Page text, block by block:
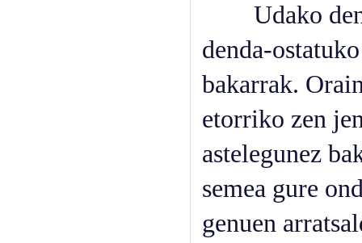
Udako
denda-
bakarrak.
etorriko zen
astelegunez
semea gure
genuen